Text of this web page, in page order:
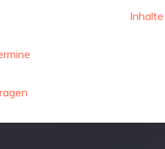
Inhalte